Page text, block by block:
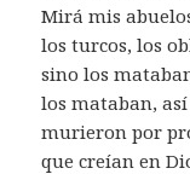
Mirá mis
los turcos, los
sino los
los mataban,
murieron por
que creían en